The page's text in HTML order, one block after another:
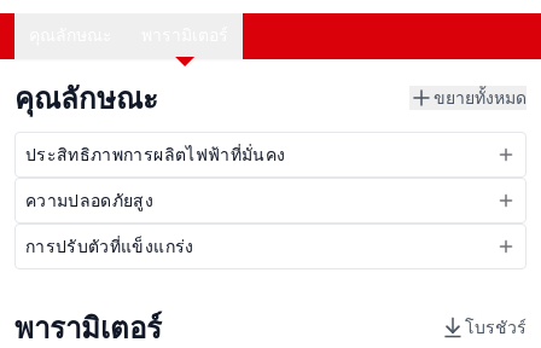
คุณลักษณะ ขยายทั้งหมด
ประสิทธิภาพการผลิตไฟฟ้าที่มั่นคง
ความปลอดภัยสูง
การปรับตัวที่แข็งแกร่ง
พารามิเตอร์ โบรชัวร์